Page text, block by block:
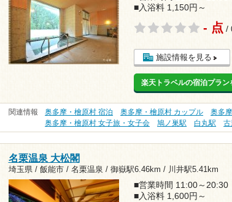
■入浴料 1,150円～
- 点 /
施設情報を見る
楽天トラベルの宿泊プラン
関連情報 奥多摩・檜原村 宿泊 奥多摩・檜原村 カップル
奥多
奥多摩・檜原村 女子旅・女子会
鳩ノ巣駅 白丸駅 古
名栗温泉 大松閣
埼玉県 / 飯能市 / 名栗温泉 / 御嶽駅6.46km / 川井駅5.41km
■営業時間 11:00～20:30
■入浴料 1,600円～